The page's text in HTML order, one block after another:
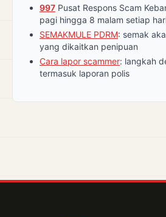
997 Pusat Respons Scam
pagi hingga 8 malam setiap
SEMAKMULE PDRM: semak
yang dikaitkan penipuan
Cara lapor scammer: langkah
termasuk laporan polis